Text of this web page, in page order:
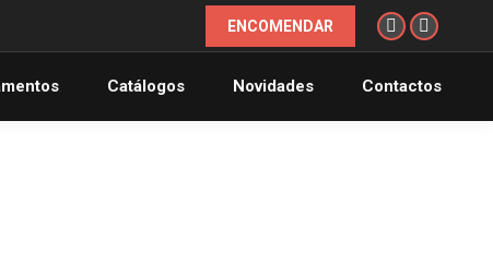
ENCOMENDAR
Instagram
opens
in
Facebook
opens
in
Catálogos Novidades Contactos